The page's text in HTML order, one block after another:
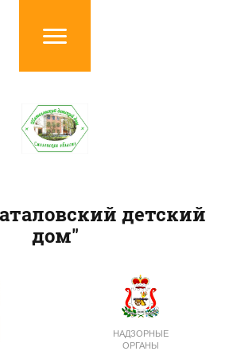
НАДЗОРНЫЕ
ОРГАНЫ
детский
дом"